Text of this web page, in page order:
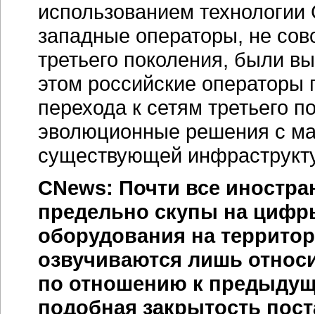
использованием
западные операторы, не
третьего поколения, были
этом российские операторы
перехода к сетям третьего
эволюционные решения с
существующей
CNews: Почти все
предельно скупы на
оборудования на
озвучиваются лишь
по отношению к
подобная закрытость